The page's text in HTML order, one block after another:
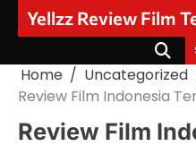
SkipYellzz Review Film
Home
Uncategorized
Review Film Indonesia
Review Film